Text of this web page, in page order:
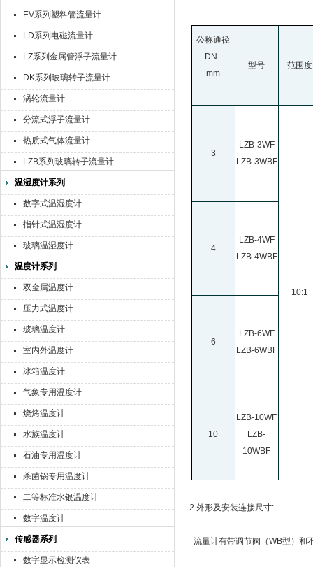
EV系列塑料管流量计
LD系列电磁流量计
LZ系列金属管浮子流量计
DK系列玻璃转子流量计
涡轮流量计
分流式浮子流量计
热质式气体流量计
LZB系列玻璃转子流量计
温湿度计系列
数字式温湿度计
指针式温湿度计
玻璃温湿度计
温度计系列
双金属温度计
压力式温度计
玻璃温度计
室内外温度计
冰箱温度计
气象专用温度计
烧烤温度计
水族温度计
石油专用温度计
杀菌锅专用温度计
二等标准水银温度计
数字温度计
传感器系列
数字显示检测仪表
公称通径
DN
mm
型号 范围度
3
LZB-3WF
LZB-3WBF
10:1
4
LZB-4WF
LZB-4WBF
6
LZB-6WF
LZB-6WBF
10
LZB-10WF
LZB-
10WBF
2.外形及安装连接尺寸:
流量计有带调节阀（WB型）和